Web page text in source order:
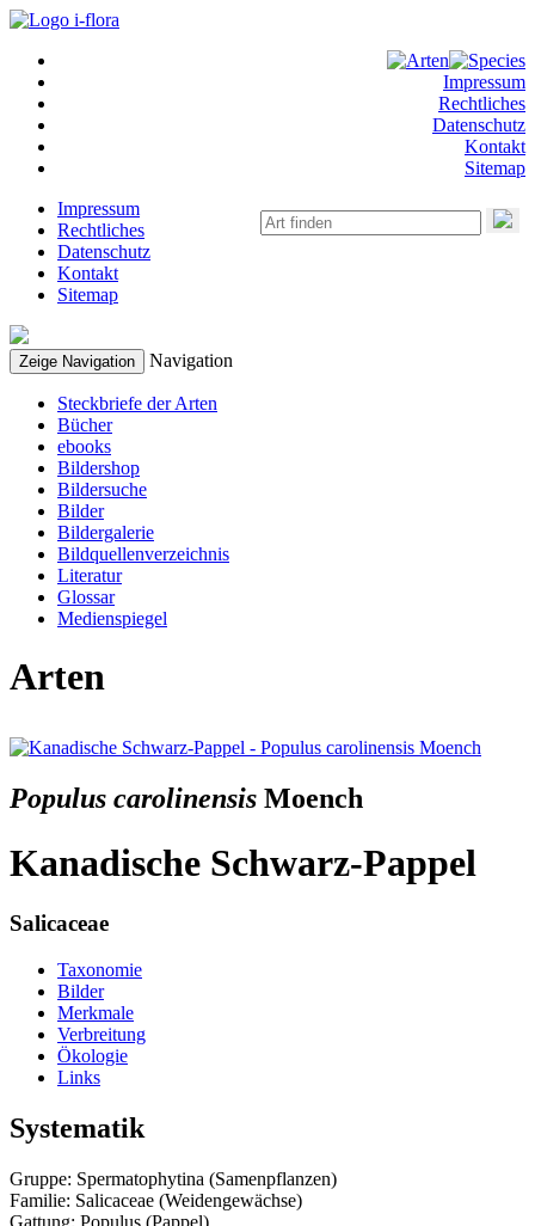
Impressum
Rechtliches
Datenschutz
Kontakt
Sitemap
Impressum
Rechtliches
Datenschutz
Kontakt
Sitemap
Zeige Navigation Navigation
Steckbriefe der Arten
Bücher
ebooks
Bildershop
Bildersuche
Bilder
Bildergalerie
Bildquellenverzeichnis
Literatur
Glossar
Medienspiegel
Arten
Populus carolinensis Moench
Kanadische Schwarz-Pappel
Salicaceae
Taxonomie
Bilder
Merkmale
Verbreitung
Ökologie
Links
Systematik
Gruppe: Spermatophytina (Samenpflanzen)
Familie: Salicaceae (Weidengewächse)
Gattung: Populus (Pappel)